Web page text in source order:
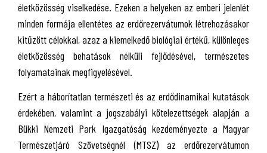
életközösség viselkedése. Ezeken a helyeken az emberi jelenlét
minden formája ellentétes az erdőrezervátumok létrehozásakor
kitűzött célokkal, azaz a kiemelkedő biológiai értékű, különleges
életközösség behatások nélküli fejlődésével, természetes
folyamatainak megfigyelésével.
Ezért a háborítatlan természeti és az erdődinamikai kutatások
érdekében, valamint a jogszabályi kötelezettségek alapján a
Bükki Nemzeti Park Igazgatóság kezdeményezte a Magyar
Természetjáró Szövetségnél (MTSZ) az erdőrezervátumon